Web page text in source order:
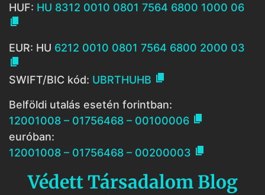
HUF: HU 8312 0010 0801 7564 6800 1000 06

EUR: HU 6212 0010 0801 7564 6800 2000 03

SWIFT/BIC kód: UBRTHUHB 
Belföldi utalás esetén forintban:
12001008 – 01756468 – 00100006 
euróban:
12001008 – 01756468 – 00200003 
Védett Társadalom Blog